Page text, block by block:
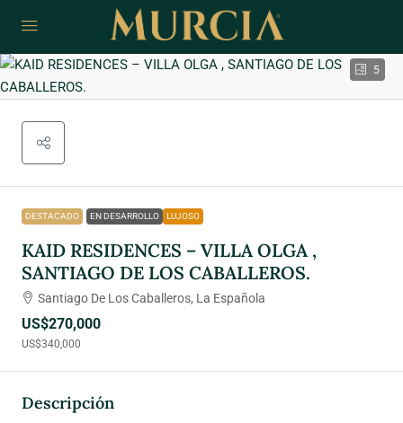
5
DESTACADO EN DESARROLLO LUJOSO
KAID RESIDENCES – VILLA OLGA ,
SANTIAGO DE LOS CABALLEROS.
Santiago De Los Caballeros, La Española
US$270,000
US$340,000
Descripción